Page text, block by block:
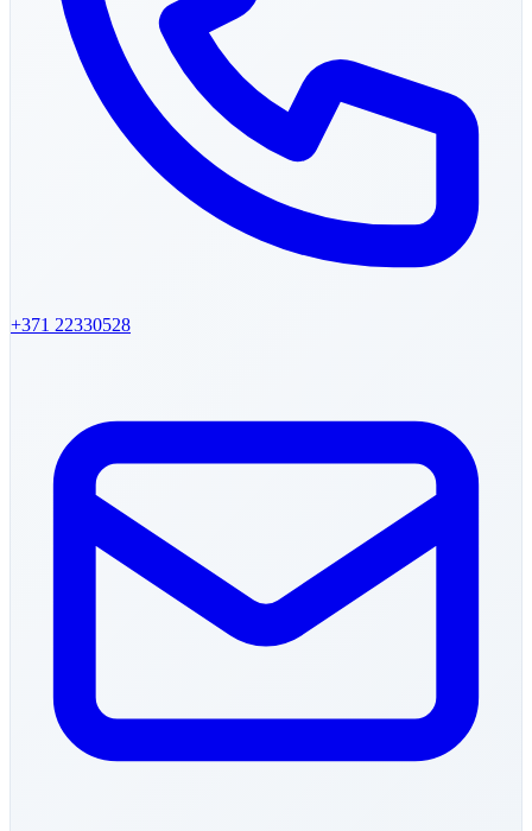
+371 22330528